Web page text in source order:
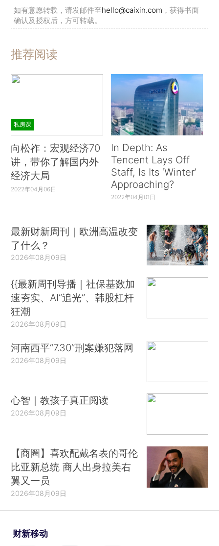
如有意愿转载，请发邮件至hello@caixin.com ，获得书面
确认及授权后，方可转载。
推荐阅读
私房课
向松祚：宏观经济70
讲，带你了解国内外
经济大局
2022年04月06日
In Depth: As
Tencent Lays Off
Staff, Is Its ‘Winter’
Approaching?
2022年04月01日
最新财新周刊｜欧洲高温改变
了什么？
2026年08月09日
{{最新周刊导播｜社保基数加
速夯实、AI“追光”、韩股杠杆
狂潮
2026年08月09日
河南西平“7.30”刑案嫌犯落网
2026年08月09日
心智｜教孩子真正阅读
2026年08月09日
【商圈】喜欢配戴名表的哥伦
比亚新总统 商人出身拉美右
翼又一员
2026年08月09日
财新移动